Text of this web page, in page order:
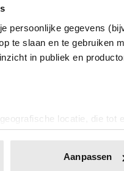
persoonlijke gegevens
te slaan en te gebruiken
in publiek en
locatie, die tot
actief te scannen op
in de
Aanpassen